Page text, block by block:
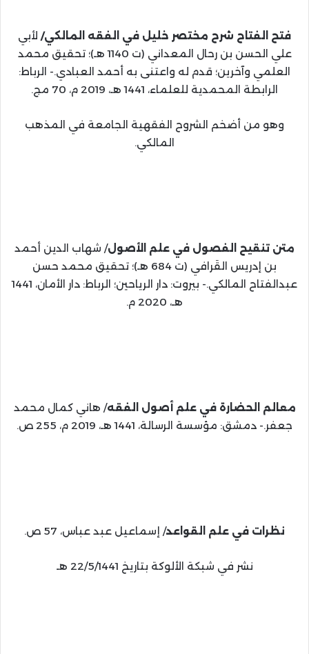
فتح الفتاح شرح مختصر خليل في الفقه المالكي/ لأبي
علي الحسن بن رحال المعداني (ت 1140 هـ)؛ تحقيق محمد
العلمي وآخرين؛ قدم له واعتنى به أحمد العبادي.- الرباط:
الرابطة المحمدية للعلماء، 1441 هـ، 2019 م، 70 مج.
وهو من أضخم الشروح الفقهية الجامعة في المذهب
المالكي.
متن تنقيح الفصول في علم الأصول/ شهاب الدين أحمد
بن إدريس القَرافي (ت 684 هـ)؛ تحقيق محمد حسن
عبدالفتاح المالكي.- بيروت: دار الرياحين؛ الرباط: دار الأمان، 1441
هـ، 2020 م.
معالم الحضارة في علم أصول الفقه/ هاني كمال محمد
جعفر.- دمشق: مؤسسة الرسالة، 1441 هـ، 2019 م، 255 ص.
نظرات في علم القواعد/ إسماعيل عبد عباس، 57 ص.
نشر في شبكة الألوكة بتاريخ 22/5/1441 هـ